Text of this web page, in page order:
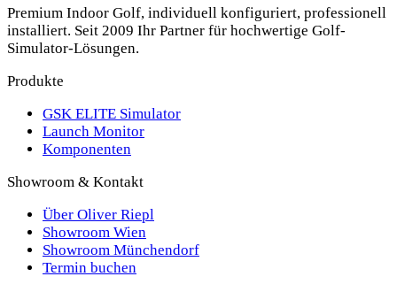
Premium Indoor Golf, individuell konfiguriert, professionell
installiert. Seit 2009 Ihr Partner für hochwertige Golf-
Simulator-Lösungen.
Produkte
GSK ELITE Simulator
Launch Monitor
Komponenten
Showroom & Kontakt
Über Oliver Riepl
Showroom Wien
Showroom Münchendorf
Termin buchen